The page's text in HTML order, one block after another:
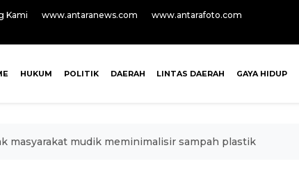
Kami www.antaranews.com
www.antarafoto.com
HUKUM POLITIK DAERAH LINTAS DAERAH GAYA HIDUP
masyarakat mudik meminimalisir sampah plastik